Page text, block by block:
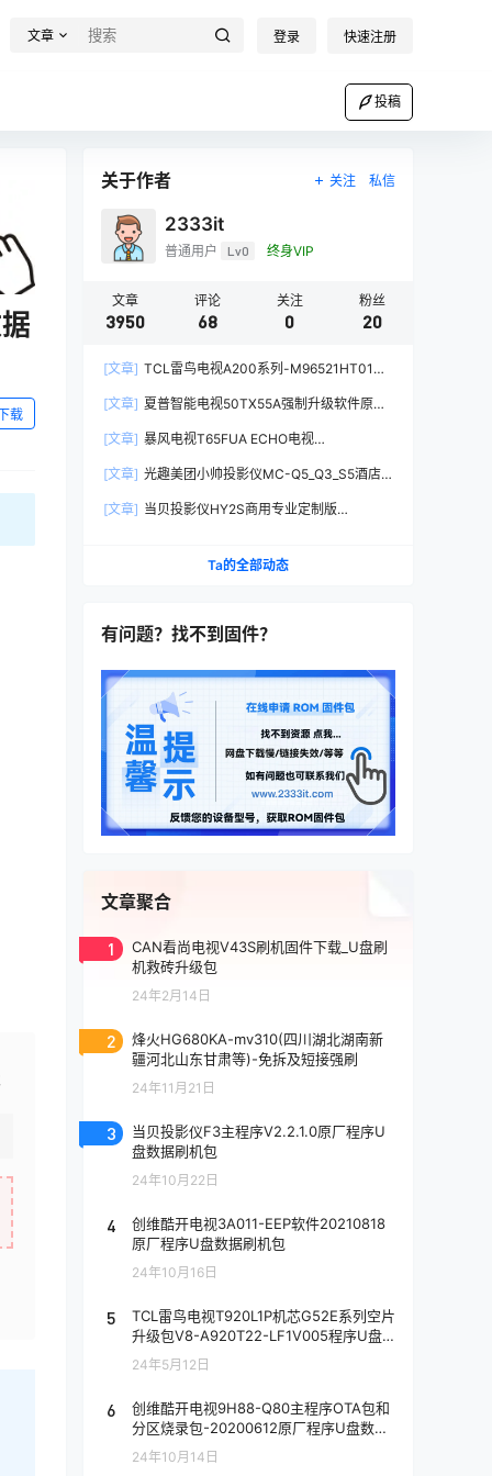
文章 登录 快速注册
投稿
载
关于作者 关注 私信
2333it
普通用户 Lv0 终身VIP
文章
3950
评论
68
关注
0
粉丝
20
[文章] TCL雷鸟电视A200系列-M96521HT01强
数据刷机包
[文章] 夏普智能电视50TX55A强制升级软件原厂
[文章] 暴风电视T65FUA ECHO电视
系统刷机固件升级包
[文章] 光趣美团小帅投影仪MC-Q5_Q3_S5酒店
[文章] 当贝投影仪HY2S商用专业定制版
Ta的全部动态
有问题？找不到固件？
文章聚合
1
CAN看尚电视V43S刷机固件下载_U盘刷
机救砖升级包
24年2月14日
2
烽火HG680KA-mv310(四川湖北湖南新
疆河北山东甘肃等)-免拆及短接强刷
24年11月21日
3
当贝投影仪F3主程序V2.2.1.0原厂程序U
盘数据刷机包
24年10月22日
4
创维酷开电视3A011-EEP软件20210818
原厂程序U盘数据刷机包
24年10月16日
5
TCL雷鸟电视T920L1P机芯G52E系列空片
升级包V8-A920T22-LF1V005程序U盘
数据刷机包
24年5月12日
6
创维酷开电视9H88-Q80主程序OTA包和
分区烧录包-20200612原厂程序U盘数据
刷机包
24年10月14日